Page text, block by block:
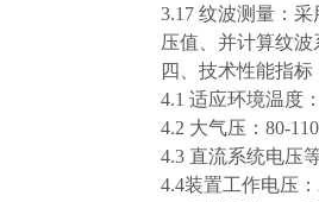
3.17 纹波测量：
压值、并计算纹
四、技术性能指标
4.1 适应环境温度
4.2 大气压：80-
4.3 直流系统电压
4.4装置工作电压